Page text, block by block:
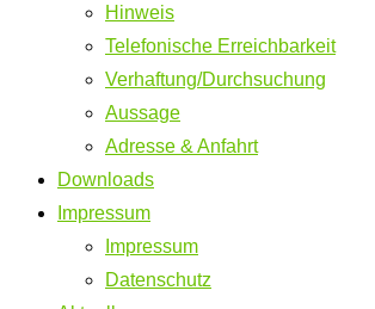
Hinweis
Telefonische Erreichbarkeit
Verhaftung/Durchsuchung
Aussage
Adresse & Anfahrt
Downloads
Impressum
Impressum
Datenschutz